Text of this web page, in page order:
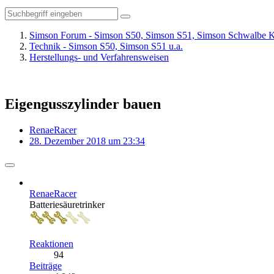
Simson Forum - Simson S50, Simson S51, Simson Schwalbe
Technik - Simson S50, Simson S51 u.a.
Herstellungs- und Verfahrensweisen
Eigengusszylinder bauen
RenaeRacer
28. Dezember 2018 um 23:34
RenaeRacer
Batteriesäuretrinker
Reaktionen
94
Beiträge